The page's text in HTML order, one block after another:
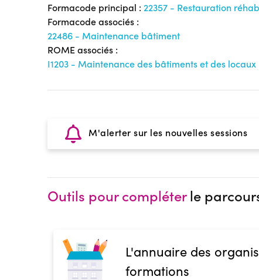
Formacode principal : 22357 - Restauration
Formacode associés :
22486 - Maintenance bâtiment
ROME associés :
I1203 - Maintenance des bâtiments et des locaux
M'alerter sur les nouvelles sessions
Outils pour compléterle
L'annuaire des
formations